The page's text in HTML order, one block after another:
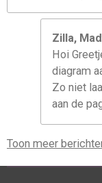
Zilla,
Hoi
diagram
Zo niet
aan de
Toon meer